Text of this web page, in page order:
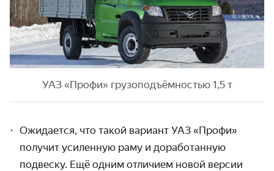
УАЗ «Профи» грузоподъёмностью 1,5 т
Ожидается, что такой вариант УАЗ «Профи»
получит усиленную раму и доработанную
подвеску. Ещё одним отличием новой версии